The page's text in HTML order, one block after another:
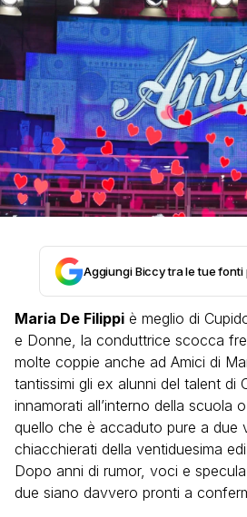
Aggiungi Biccy tra le tue
Maria De Filippi è meglio di
e Donne, la conduttrice scocca
molte coppie anche ad Amici di
tantissimi gli ex alunni del talent di
innamorati all’interno della scuola
quello che è accaduto pure a due
chiacchierati della ventiduesima
Dopo anni di rumor, voci e
due siano davvero pronti a